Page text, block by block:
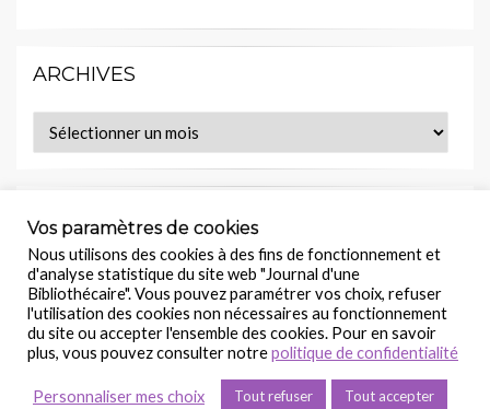
ARCHIVES
Archives
MES LECTURES EN COURS
Retrouvez ce(s) livre(s) sur :
Journal d’une Bibliothécaire
Politique de confidentialité
Vos paramètres de cookies
Nous utilisons des cookies à des fins de fonctionnement et
d'analyse statistique du site web "Journal d'une
Bibliothécaire". Vous pouvez paramétrer vos choix, refuser
l'utilisation des cookies non nécessaires au fonctionnement
du site ou accepter l'ensemble des cookies. Pour en savoir
plus, vous pouvez consulter notrepolitique de confidentialité
Personnaliser mes choix Tout refuser Tout accepter